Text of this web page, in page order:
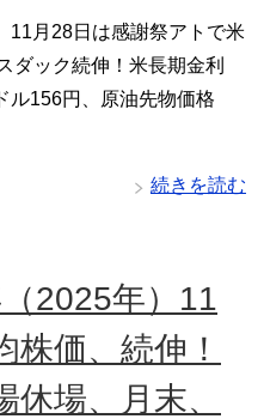
11月28日は感謝祭アトで米
ダック続伸！米長期金利
ル156円、原油先物価格
続きを読む
2025年）11
株価、続伸！
場、月末、